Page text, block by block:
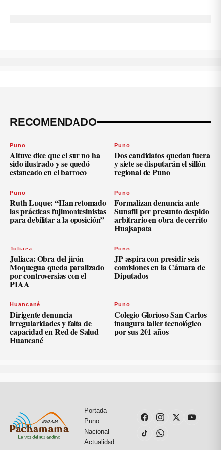
RECOMENDADO
Puno
Altuve dice que el sur no ha
sido ilustrado y se quedó
estancado en el barroco
Puno
Dos candidatos quedan fuera
y siete se disputarán el sillón
regional de Puno
Puno
Ruth Luque: “Han retomado
las prácticas fujimontesinistas
para debilitar a la oposición”
Puno
Formalizan denuncia ante
Sunafil por presunto despido
arbitrario en obra de cerrito
Huajsapata
Juliaca
Juliaca: Obra del jirón
Moquegua queda paralizado
por controversias con el
PIAA
Puno
JP aspira con presidir seis
comisiones en la Cámara de
Diputados
Huancané
Dirigente denuncia
irregularidades y falta de
capacidad en Red de Salud
Huancané
Puno
Colegio Glorioso San Carlos
inaugura taller tecnológico
por sus 201 años
Portada
Puno
Nacional
Actualidad